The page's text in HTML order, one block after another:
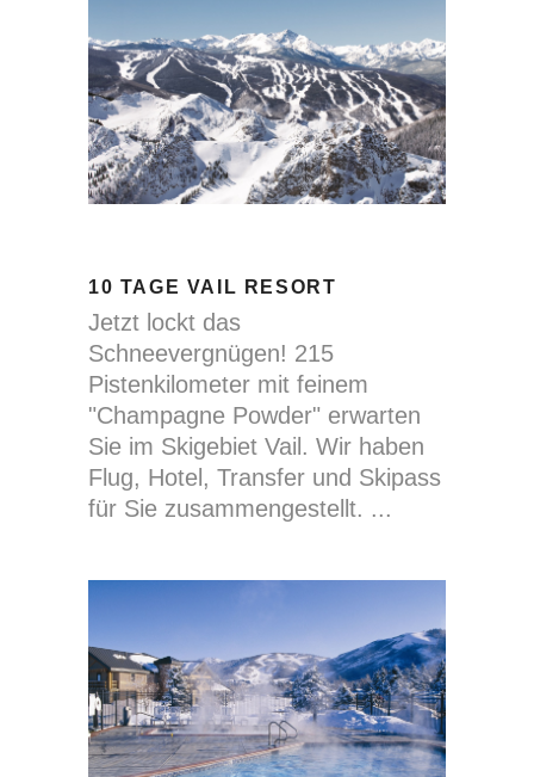
10 TAGE VAIL RESORT
Jetzt lockt das
Schneevergnügen! 215
Pistenkilometer mit feinem
"Champagne Powder" erwarten
Sie im Skigebiet Vail. Wir haben
Flug, Hotel, Transfer und Skipass
für Sie zusammengestellt.